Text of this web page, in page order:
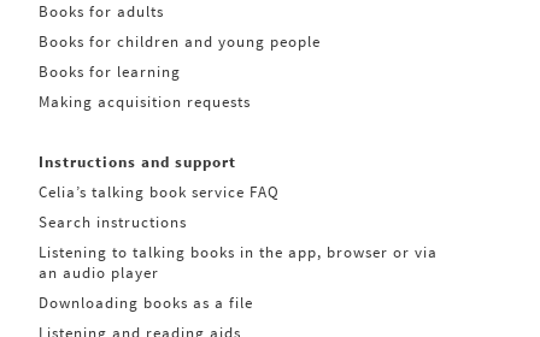
Books for adults
Books for children and young people
Books for learning
Making acquisition requests
Instructions and support
Celia’s talking book service FAQ
Search instructions
Listening to talking books in the app, browser or via
an audio player
Downloading books as a file
Listening and reading aids